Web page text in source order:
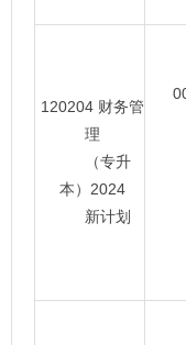
120204 财务管
理
（专升
本）2024
新计划